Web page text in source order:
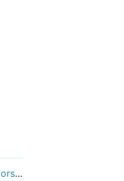
Er porselensfiner dekket av tannforsikring?